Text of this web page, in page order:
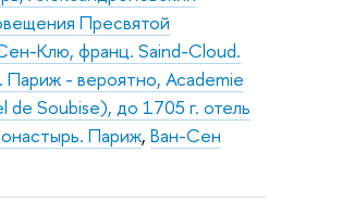
Пресвятой
Клю, франц. Saind-Cloud.
Париж - вероятно, Academie
Soubise), до 1705 г. отель
Париж,Ван-Сен